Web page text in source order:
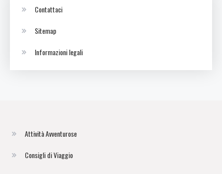
Contattaci
Sitemap
Informazioni legali
Attività Avventurose
Consigli di Viaggio